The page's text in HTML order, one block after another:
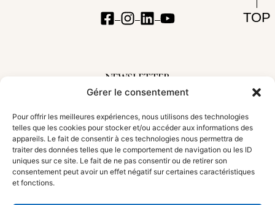
Gérer le consentement
Pour offrir les meilleures expériences, nous utilisons des technologies
telles que les cookies pour stocker et/ou accéder aux informations des
appareils. Le fait de consentir à ces technologies nous permettra de
traiter des données telles que le comportement de navigation ou les ID
uniques sur ce site. Le fait de ne pas consentir ou de retirer son
consentement peut avoir un effet négatif sur certaines caractéristiques
et fonctions.
TOP
NEWSLETTER
Inscrivez-vous à notre newsletter pour suivre nos aventures et découvrir les
S'incrire !